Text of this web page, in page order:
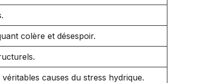
colère et désespoir.
causes du stress hydrique.